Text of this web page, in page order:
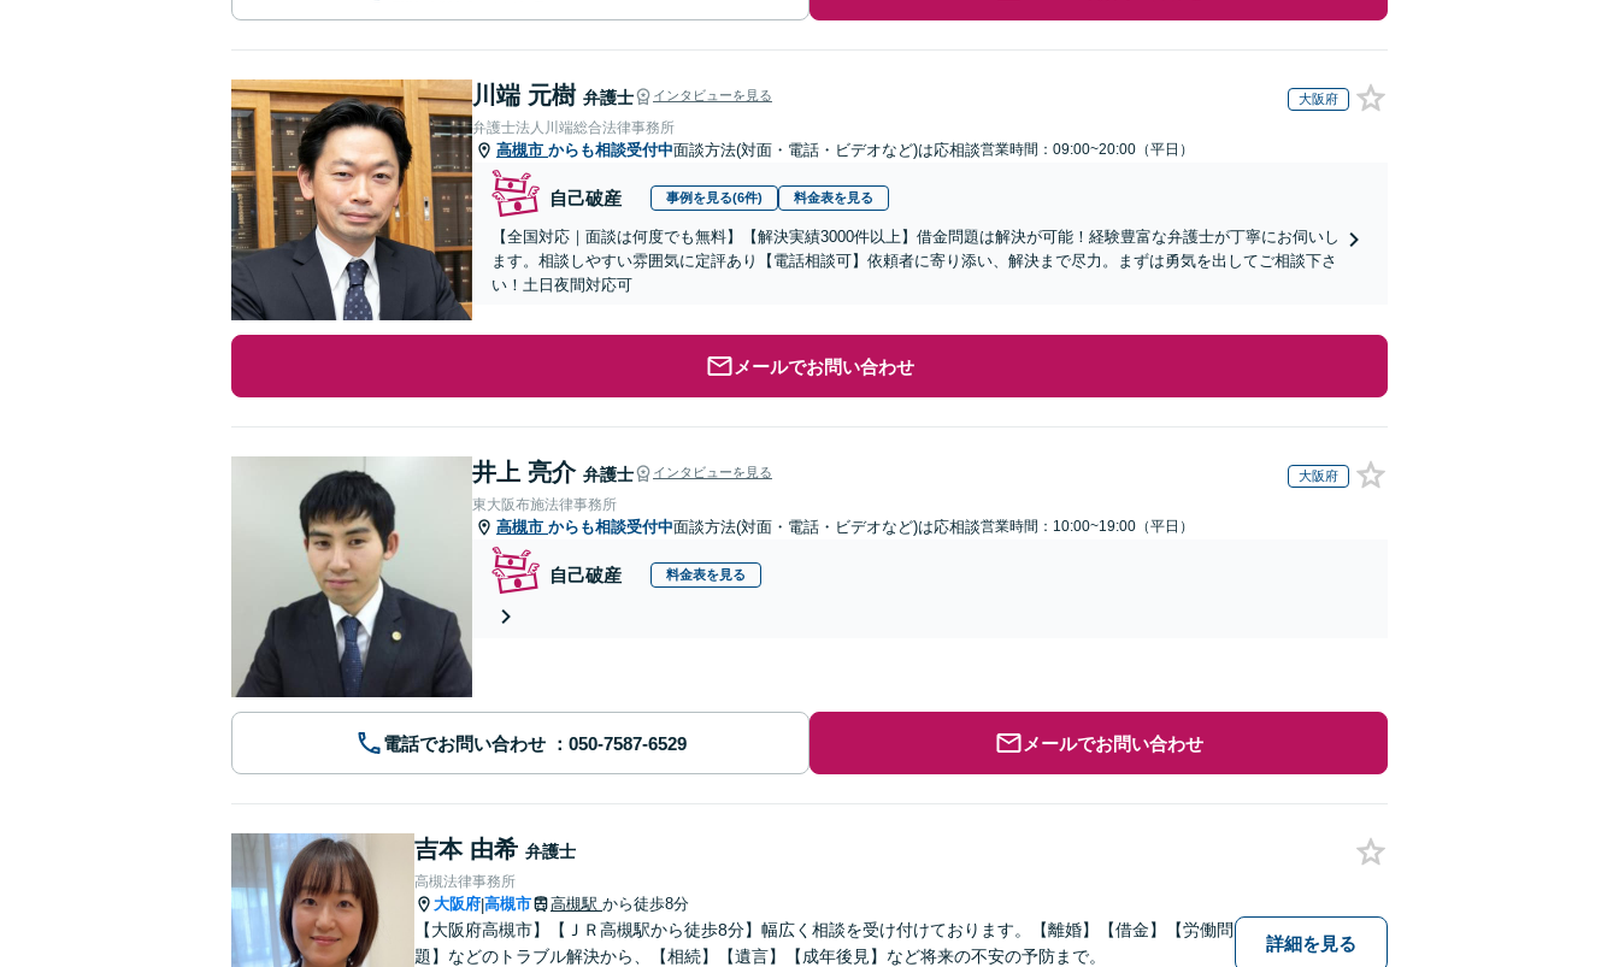
川端 元樹 弁護士 インタビューを見る 大阪府
弁護士法人川端総合法律事務所
高槻市 からも相談受付中面談方法(対面・電話・ビデオなど)は応相談営業時間：09:00~20:00（平日）
自己破産 事例を見る(6件) 料金表を見る
【全国対応｜面談は何度でも無料】【解決実績3000件以上】借金問題は解決が可能！経験豊富な弁護士が丁寧にお伺いし
ます。相談しやすい雰囲気に定評あり【電話相談可】依頼者に寄り添い、解決まで尽力。まずは勇気を出してご相談下さ
い！土日夜間対応可
メールでお問い合わせ
井上 亮介 弁護士 インタビューを見る 大阪府
東大阪布施法律事務所
高槻市 からも相談受付中面談方法(対面・電話・ビデオなど)は応相談営業時間：10:00~19:00（平日）
自己破産 料金表を見る
電話でお問い合わせ メールでお問い合わせ
吉本 由希 弁護士
高槻法律事務所
大阪府|高槻市 高槻駅 から徒歩8分
【大阪府高槻市】【ＪＲ高槻駅から徒歩8分】幅広く相談を受け付けております。【離婚】【借金】【労働問
題】などのトラブル解決から、【相続】【遺言】【成年後見】など将来の不安の予防まで。
詳細を見る